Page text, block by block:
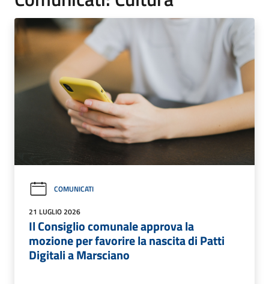
COMUNICATI
21 LUGLIO 2026
Il Consiglio comunale approva la
mozione per favorire la nascita di Patti
Digitali a Marsciano